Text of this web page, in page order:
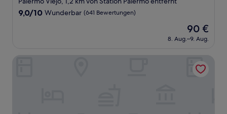
Unterkunft
9.0
Bewertungen)
9,0/10 Wunderbar (641 Bewertungen)
Der
Preis
beträgt
90 €
8. Aug.–9. Aug.